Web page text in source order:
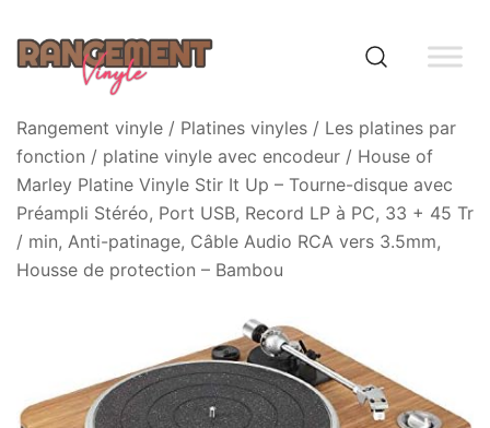
content
Rangement vinyle
Rangement vinyle / Platines vinyles / Les platines par
fonction / platine vinyle avec encodeur / House of
Marley Platine Vinyle Stir It Up – Tourne-disque avec
Préampli Stéréo, Port USB, Record LP à PC, 33 + 45 Tr
/ min, Anti-patinage, Câble Audio RCA vers 3.5mm,
Housse de protection – Bambou